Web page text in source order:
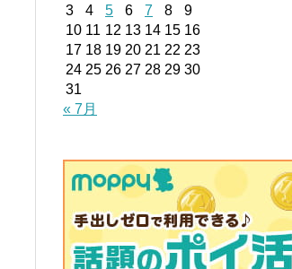
3
4 5 6 7 8
9
10 11 12 13 14 15 16
17 18 19 20 21 22 23
24 25 26 27 28 29 30
31
« 7月